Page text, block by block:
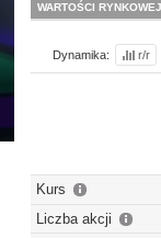
WARTOŚCI RYNKOWEJ
Dynamika: r/r
Kurs
Liczba akcji